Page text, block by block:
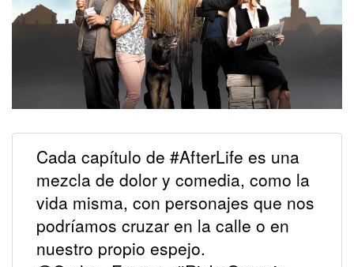
Cada capítulo de #AfterLife es una
mezcla de dolor y comedia, como la
vida misma, con personajes que nos
podríamos cruzar en la calle o en
nuestro propio espejo.